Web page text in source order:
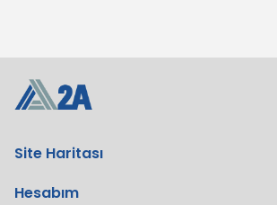
Site Haritası
Hesabım